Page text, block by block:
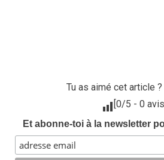
Tu as aimé cet article
0/5 - 0avis]
Et abonne-toi à la newsletter